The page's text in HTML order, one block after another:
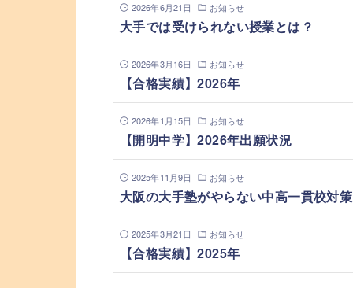
2026年6月21日 お知らせ
大手では受けられない授業とは？
2026年3月16日 お知らせ
【合格実績】2026年
2026年1月15日 お知らせ
【開明中学】2026年出願状況
2025年11月9日 お知らせ
大阪の大手塾がやらない中高一貫校対策
2025年3月21日 お知らせ
【合格実績】2025年